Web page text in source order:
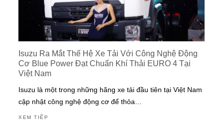
Isuzu Ra Mắt Thế Hệ Xe Tải Với Công Nghệ Động
Cơ Blue Power Đạt Chuẩn Khí Thải EURO 4 Tại
Việt Nam
Isuzu là một trong những hãng xe tải đầu tiên tại Việt Nam
cập nhật công nghệ động cơ để thỏa…
XEM TIẾP